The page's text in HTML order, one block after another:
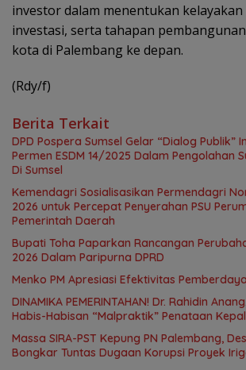
investor dalam menentukan
investasi, serta tahapan
kota di Palembang ke depan.
(Rdy/f)
Berita Terkait
DPD Pospera Sumsel Gelar “Dialog Publik”
Permen ESDM 14/2025 Dalam Pengolahan
Di Sumsel
Kemendagri Sosialisasikan Permendagri
2026 untuk Percepat Penyerahan PSU
Pemerintah Daerah
Bupati Toha Paparkan Rancangan
2026 Dalam Paripurna DPRD
Menko PM Apresiasi Efektivitas
DINAMIKA PEMERINTAHAN! Dr. Rahidin
Habis-Habisan “Malpraktik” Penataan
Massa SIRA-PST Kepung PN Palembang,
Bongkar Tuntas Dugaan Korupsi Proyek